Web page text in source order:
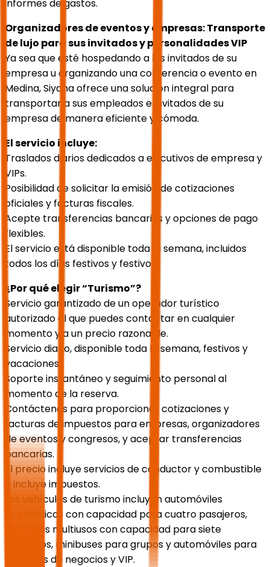
informes de gastos.
Organizadores de eventos y empresas: Transporte
de lujo para sus invitados y personalidades VIP
Ya sea que esté hospedando a los invitados de su
empresa u organizando una conferencia o evento en
Medina, Siyaha ofrece una solución integral para
transportar a sus empleados e invitados de su
empresa de manera eficiente y cómoda.
El servicio incluye:
Traslados diarios dedicados a ejecutivos de empresa y
VIPs.
Posibilidad de solicitar la emisión de cotizaciones
oficiales y facturas fiscales.
Acepte transferencias bancarias y opciones de pago
flexibles.
El servicio está disponible toda la semana, incluidos
todos los días festivos y festivos.
¿Por qué elegir “Turismo”?
Servicio garantizado de un operador turístico
autorizado al que puedes contactar en cualquier
momento y a un precio razonable.
Servicio diario, disponible toda la semana, festivos y
vacaciones.
Soporte instantáneo y seguimiento personal al
momento de la reserva.
Contáctenos para proporcionar cotizaciones y
facturas de impuestos para empresas, organizadores
de eventos y congresos, y aceptar transferencias
bancarias.
El precio incluye servicios de conductor y combustible
e incluye impuestos.
Los vehículos de turismo incluyen automóviles
económicos con capacidad para cuatro pasajeros,
vehículos multiusos con capacidad para siete
pasajeros, minibuses para grupos y automóviles para
hombres de negocios y VIP.